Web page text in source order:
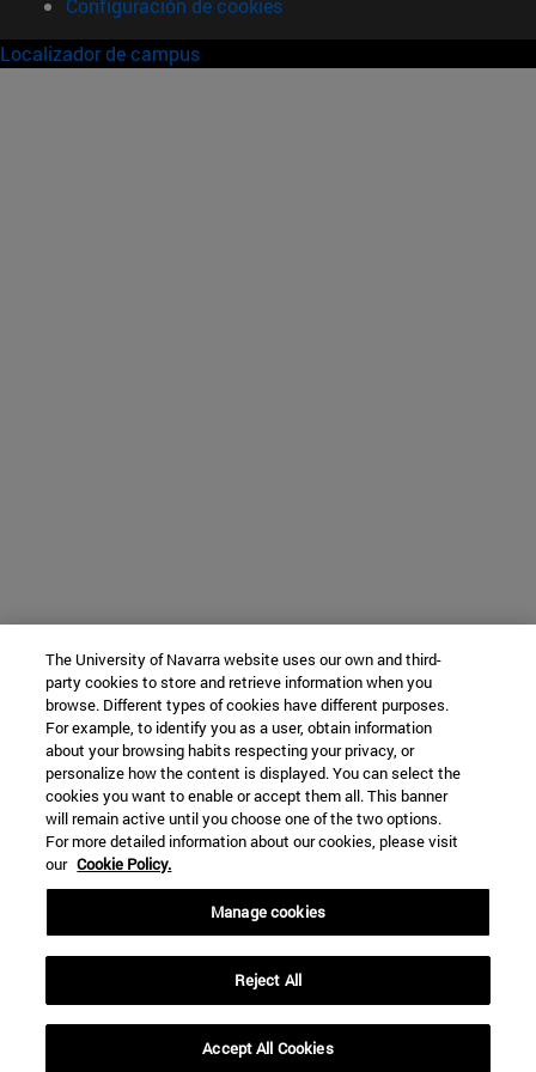
SOLICITAR INFORMACION
Configuración de cookies
Localizador de campus
The University of Navarra website uses our own and third-
party cookies to store and retrieve information when you
browse. Different types of cookies have different purposes.
For example, to identify you as a user, obtain information
about your browsing habits respecting your privacy, or
personalize how the content is displayed. You can select the
cookies you want to enable or accept them all. This banner
will remain active until you choose one of the two options.
For more detailed information about our cookies, please visit
our Cookie Policy.
Manage cookies
Reject All
Accept All Cookies